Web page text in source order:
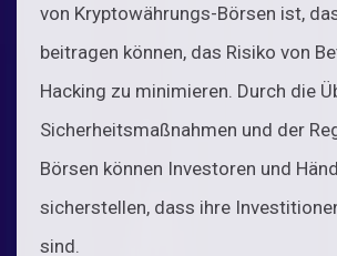
von Kryptowährungs-Börsen ist,
beitragen können, das Risiko von
Hacking zu minimieren. Durch die
Sicherheitsmaßnahmen und der
Börsen können Investoren und
sicherstellen, dass ihre
sind.